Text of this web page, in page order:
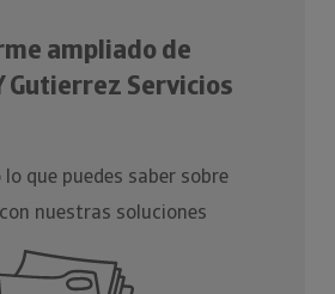
ampliado de
Gutierrez Servicios
que puedes saber sobre
nuestras soluciones